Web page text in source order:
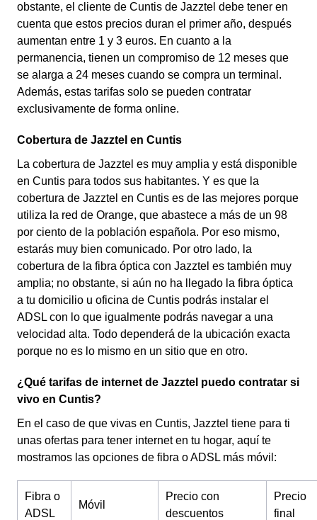
obstante, el cliente de Cuntis de Jazztel debe tener en
cuenta que estos precios duran el primer año, después
aumentan entre 1 y 3 euros. En cuanto a la
permanencia, tienen un compromiso de 12 meses que
se alarga a 24 meses cuando se compra un terminal.
Además, estas tarifas solo se pueden contratar
exclusivamente de forma online.
Cobertura de Jazztel en Cuntis
La cobertura de Jazztel es muy amplia y está disponible
en Cuntis para todos sus habitantes. Y es que la
cobertura de Jazztel en Cuntis es de las mejores porque
utiliza la red de Orange, que abastece a más de un 98
por ciento de la población española. Por eso mismo,
estarás muy bien comunicado. Por otro lado, la
cobertura de la fibra óptica con Jazztel es también muy
amplia; no obstante, si aún no ha llegado la fibra óptica
a tu domicilio u oficina de Cuntis podrás instalar el
ADSL con lo que igualmente podrás navegar a una
velocidad alta. Todo dependerá de la ubicación exacta
porque no es lo mismo en un sitio que en otro.
¿Qué tarifas de internet de Jazztel puedo contratar si
vivo en Cuntis?
En el caso de que vivas en Cuntis, Jazztel tiene para ti
unas ofertas para tener internet en tu hogar, aquí te
mostramos las opciones de fibra o ADSL más móvil:
Fibra o
ADSL
Móvil
Precio con
descuentos
Precio
final